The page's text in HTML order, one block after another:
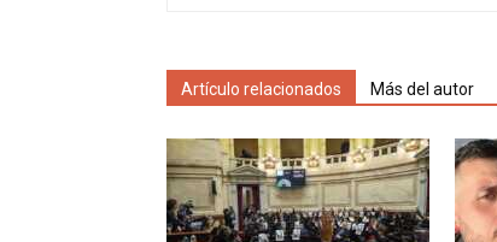
Artículo relacionados Más del autor